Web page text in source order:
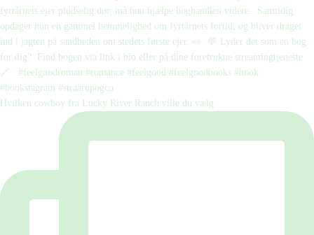
Hvilken cowboy fra Lucky River Ranch ville du vælg